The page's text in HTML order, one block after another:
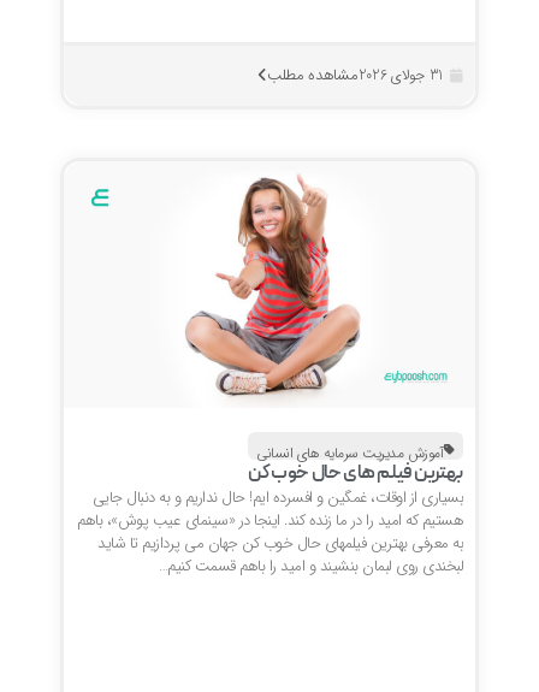
مشاهده مطلب
آموزش مدیریت سرمایه های انسانی
بهترین فیلم های حال خوب کن
بسیاری از اوقات، غمگین و افسرده ایم! حال نداریم و به دنبال جایی
هستیم که امید را در ما زنده کند. اینجا در «سینمای عیب پوش»، باهم
به معرفی بهترین فیلمهای حال خوب کن جهان می پردازیم تا شاید
لبخندی روی لبمان بنشیند و امید را باهم قسمت کنیم…